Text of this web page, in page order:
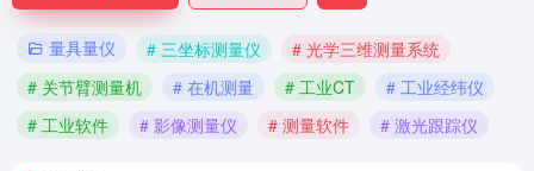
量具量仪 # 三坐标测量仪
# 光学三维测量系统
# 关节臂测量机
# 在机测量 # 工业CT
# 工业经纬仪
# 工业软件
# 影像测量仪 # 测量软件 # 激光跟踪仪